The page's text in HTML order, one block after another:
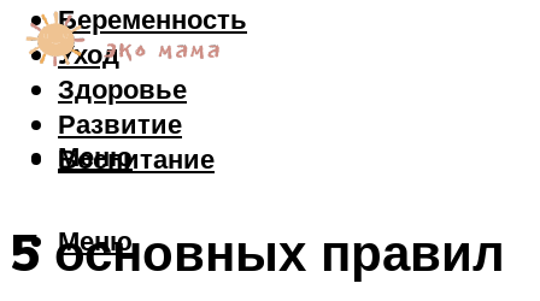
Беременность
Уход
Здоровье
Развитие
Воспитание
Меню
Меню
5 основных правил